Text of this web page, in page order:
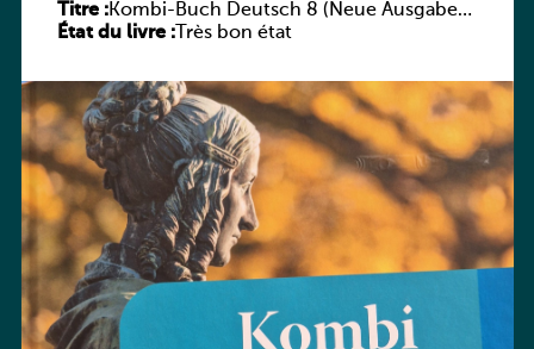
Titre :Kombi-Buch Deutsch 8 (Neue Ausgabe
Luxemburg)
État du livre :Très bon état